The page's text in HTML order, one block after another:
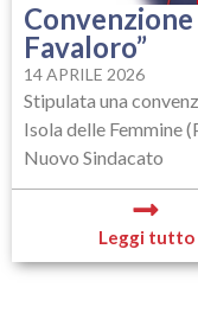
Favaloro”
14 APRILE 2026
Stipulata una
Isola delle Femmine
Nuovo Sindacato
Leggi tutto